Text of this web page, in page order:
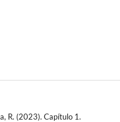
R. (2023). Capítulo 1.